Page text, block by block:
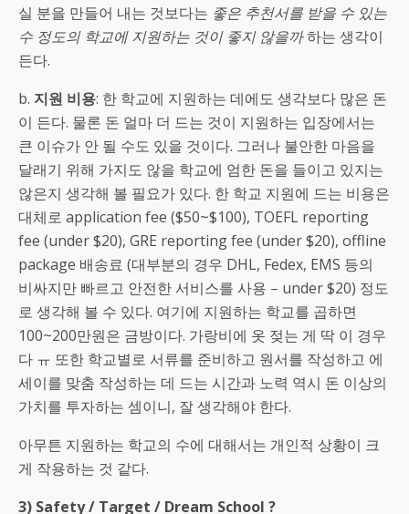
실 분을 만들어 내는 것보다는 좋은 추천서를 받을 수 있는
수 정도의 학교에 지원하는 것이 좋지 않을까하는 생각이
든다.
b. 지원 비용: 한 학교에 지원하는 데에도 생각보다 많은 돈
이 든다. 물론 돈 얼마 더 드는 것이 지원하는 입장에서는
큰 이슈가 안 될 수도 있을 것이다. 그러나 불안한 마음을
달래기 위해 가지도 않을 학교에 엄한 돈을 들이고 있지는
않은지 생각해 볼 필요가 있다. 한 학교 지원에 드는 비용은
대체로 application fee ($50~$100), TOEFL reporting
fee (under $20), GRE reporting fee (under $20), offline
package 배송료 (대부분의 경우 DHL, Fedex, EMS 등의
비싸지만 빠르고 안전한 서비스를 사용 – under $20) 정도
로 생각해 볼 수 있다. 여기에 지원하는 학교를 곱하면
100~200만원은 금방이다. 가랑비에 옷 젖는 게 딱 이 경우
다 ㅠ 또한 학교별로 서류를 준비하고 원서를 작성하고 에
세이를 맞춤 작성하는 데 드는 시간과 노력 역시 돈 이상의
가치를 투자하는 셈이니, 잘 생각해야 한다.
아무튼 지원하는 학교의 수에 대해서는 개인적 상황이 크
게 작용하는 것 같다.
3) Safety / Target / Dream School ?